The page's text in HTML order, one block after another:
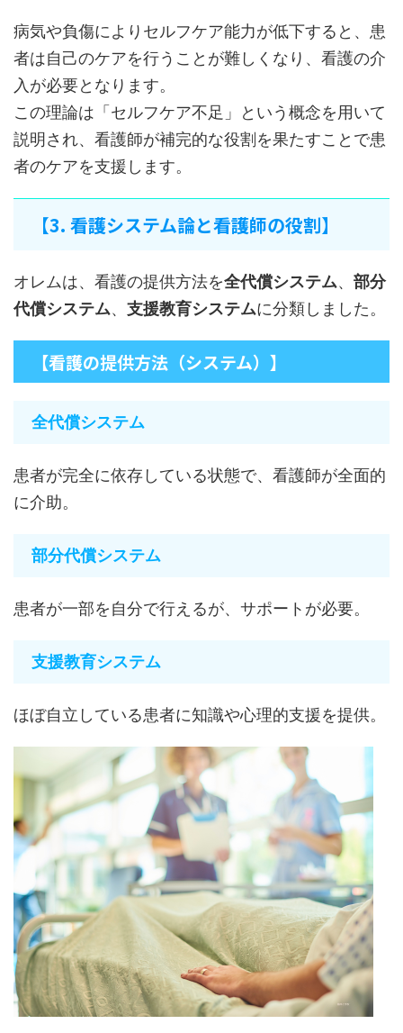
病気や負傷によりセルフケア能力が低下すると、患
者は自己のケアを行うことが難しくなり、看護の介
入が必要となります。
この理論は「セルフケア不足」という概念を用いて
説明され、看護師が補完的な役割を果たすことで患
者のケアを支援します。
【3. 看護システム論と看護師の役割】
オレムは、看護の提供方法を全代償システム、 部分
代償システム、 支援教育システムに分類しました。
【看護の提供方法（システム）】
全代償システム
患者が完全に依存している状態で、看護師が全面的
に介助。
部分代償システム
患者が一部を自分で行えるが、サポートが必要。
支援教育システム
ほぼ自立している患者に知識や心理的支援を提供。